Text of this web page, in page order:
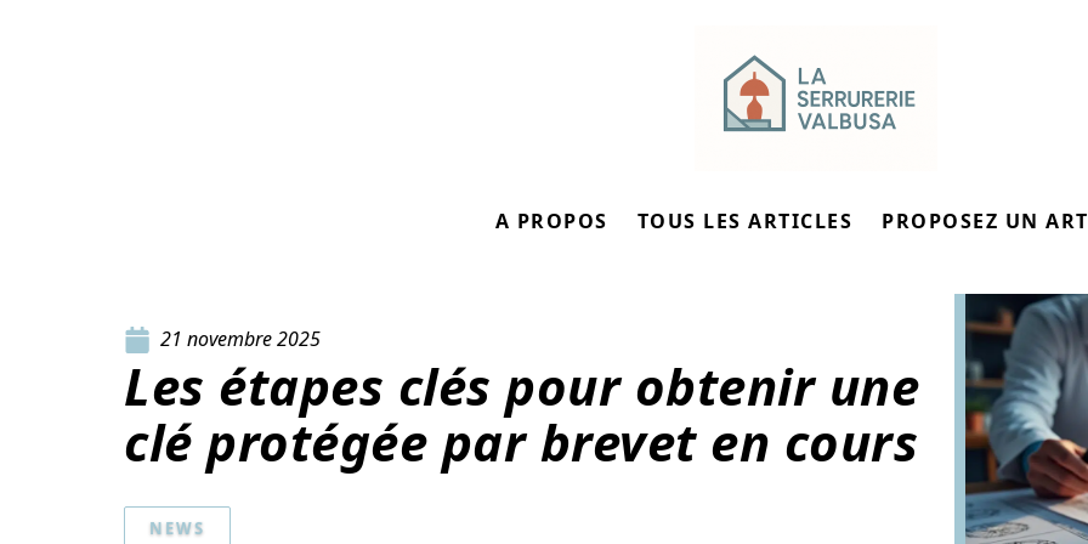
A PROPOS TOUS LES ARTICLES PROPOSEZ UN
21 novembre 2025
Les étapes clés pour obtenir une
clé protégée par brevet en cours
NEWS